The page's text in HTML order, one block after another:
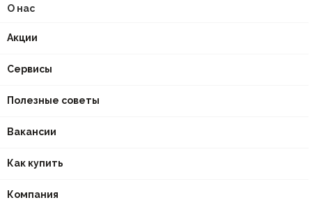
О нас
Акции
Сервисы
Полезные советы
Вакансии
Как купить
Компания